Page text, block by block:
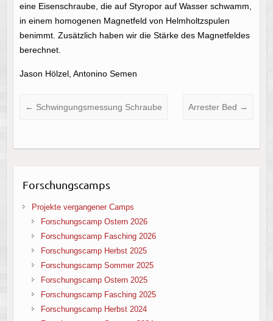
eine Eisenschraube, die auf Styropor auf Wasser schwamm,
in einem homogenen Magnetfeld von Helmholtzspulen
benimmt. Zusätzlich haben wir die Stärke des Magnetfeldes
berechnet.
Jason Hölzel, Antonino Semen
← Schwingungsmessung Schraube Arrester Bed →
Forschungscamps
Projekte vergangener Camps
Forschungscamp Ostern 2026
Forschungscamp Fasching 2026
Forschungscamp Herbst 2025
Forschungscamp Sommer 2025
Forschungscamp Ostern 2025
Forschungscamp Fasching 2025
Forschungscamp Herbst 2024